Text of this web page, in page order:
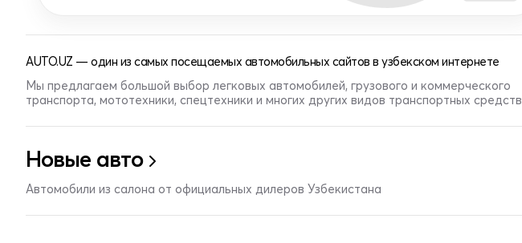
AUTO.UZ — один из самых посещаемых автомобильных сайтов в узбекском интернете
Мы предлагаем большой выбор легковых автомобилей, грузового и коммерческого
транспорта, мототехники, спецтехники и многих других видов транспортных средств
Новые авто
Автомобили из салона от официальных дилеров Узбекистана